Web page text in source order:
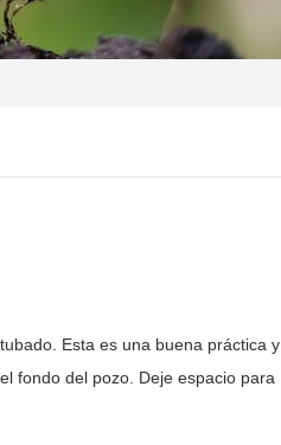
Esta es una buena práctica y
fondo del pozo. Deje espacio para